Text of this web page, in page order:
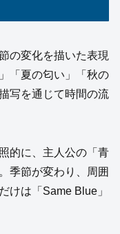
の変化を描いた表現
「夏の匂い」「秋の
写を通じて時間の流
的に、主人公の「青
季節が変わり、周囲
けは「Same Blue」